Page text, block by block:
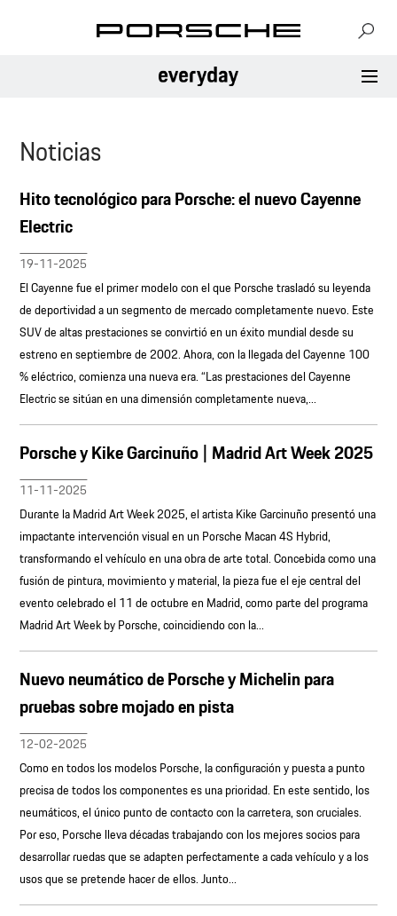
Noticias
Hito tecnológico para Porsche: el nuevo Cayenne
Electric
19-11-2025
El Cayenne fue el primer modelo con el que Porsche trasladó su leyenda
de deportividad a un segmento de mercado completamente nuevo. Este
SUV de altas prestaciones se convirtió en un éxito mundial desde su
estreno en septiembre de 2002. Ahora, con la llegada del Cayenne 100
% eléctrico, comienza una nueva era. “Las prestaciones del Cayenne
Electric se sitúan en una dimensión completamente nueva,...
Porsche y Kike Garcinuño | Madrid Art Week 2025
11-11-2025
Durante la Madrid Art Week 2025, el artista Kike Garcinuño presentó una
impactante intervención visual en un Porsche Macan 4S Hybrid,
transformando el vehículo en una obra de arte total. Concebida como una
fusión de pintura, movimiento y material, la pieza fue el eje central del
evento celebrado el 11 de octubre en Madrid, como parte del programa
Madrid Art Week by Porsche, coincidiendo con la...
Nuevo neumático de Porsche y Michelin para
pruebas sobre mojado en pista
12-02-2025
Como en todos los modelos Porsche, la configuración y puesta a punto
precisa de todos los componentes es una prioridad. En este sentido, los
neumáticos, el único punto de contacto con la carretera, son cruciales.
Por eso, Porsche lleva décadas trabajando con los mejores socios para
desarrollar ruedas que se adapten perfectamente a cada vehículo y a los
usos que se pretende hacer de ellos. Junto...